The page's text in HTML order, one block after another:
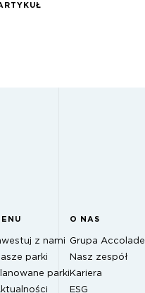
z nami
parki
parki
O NAS
Grupa Accolade
Nasz zespół
Kariera
ESG